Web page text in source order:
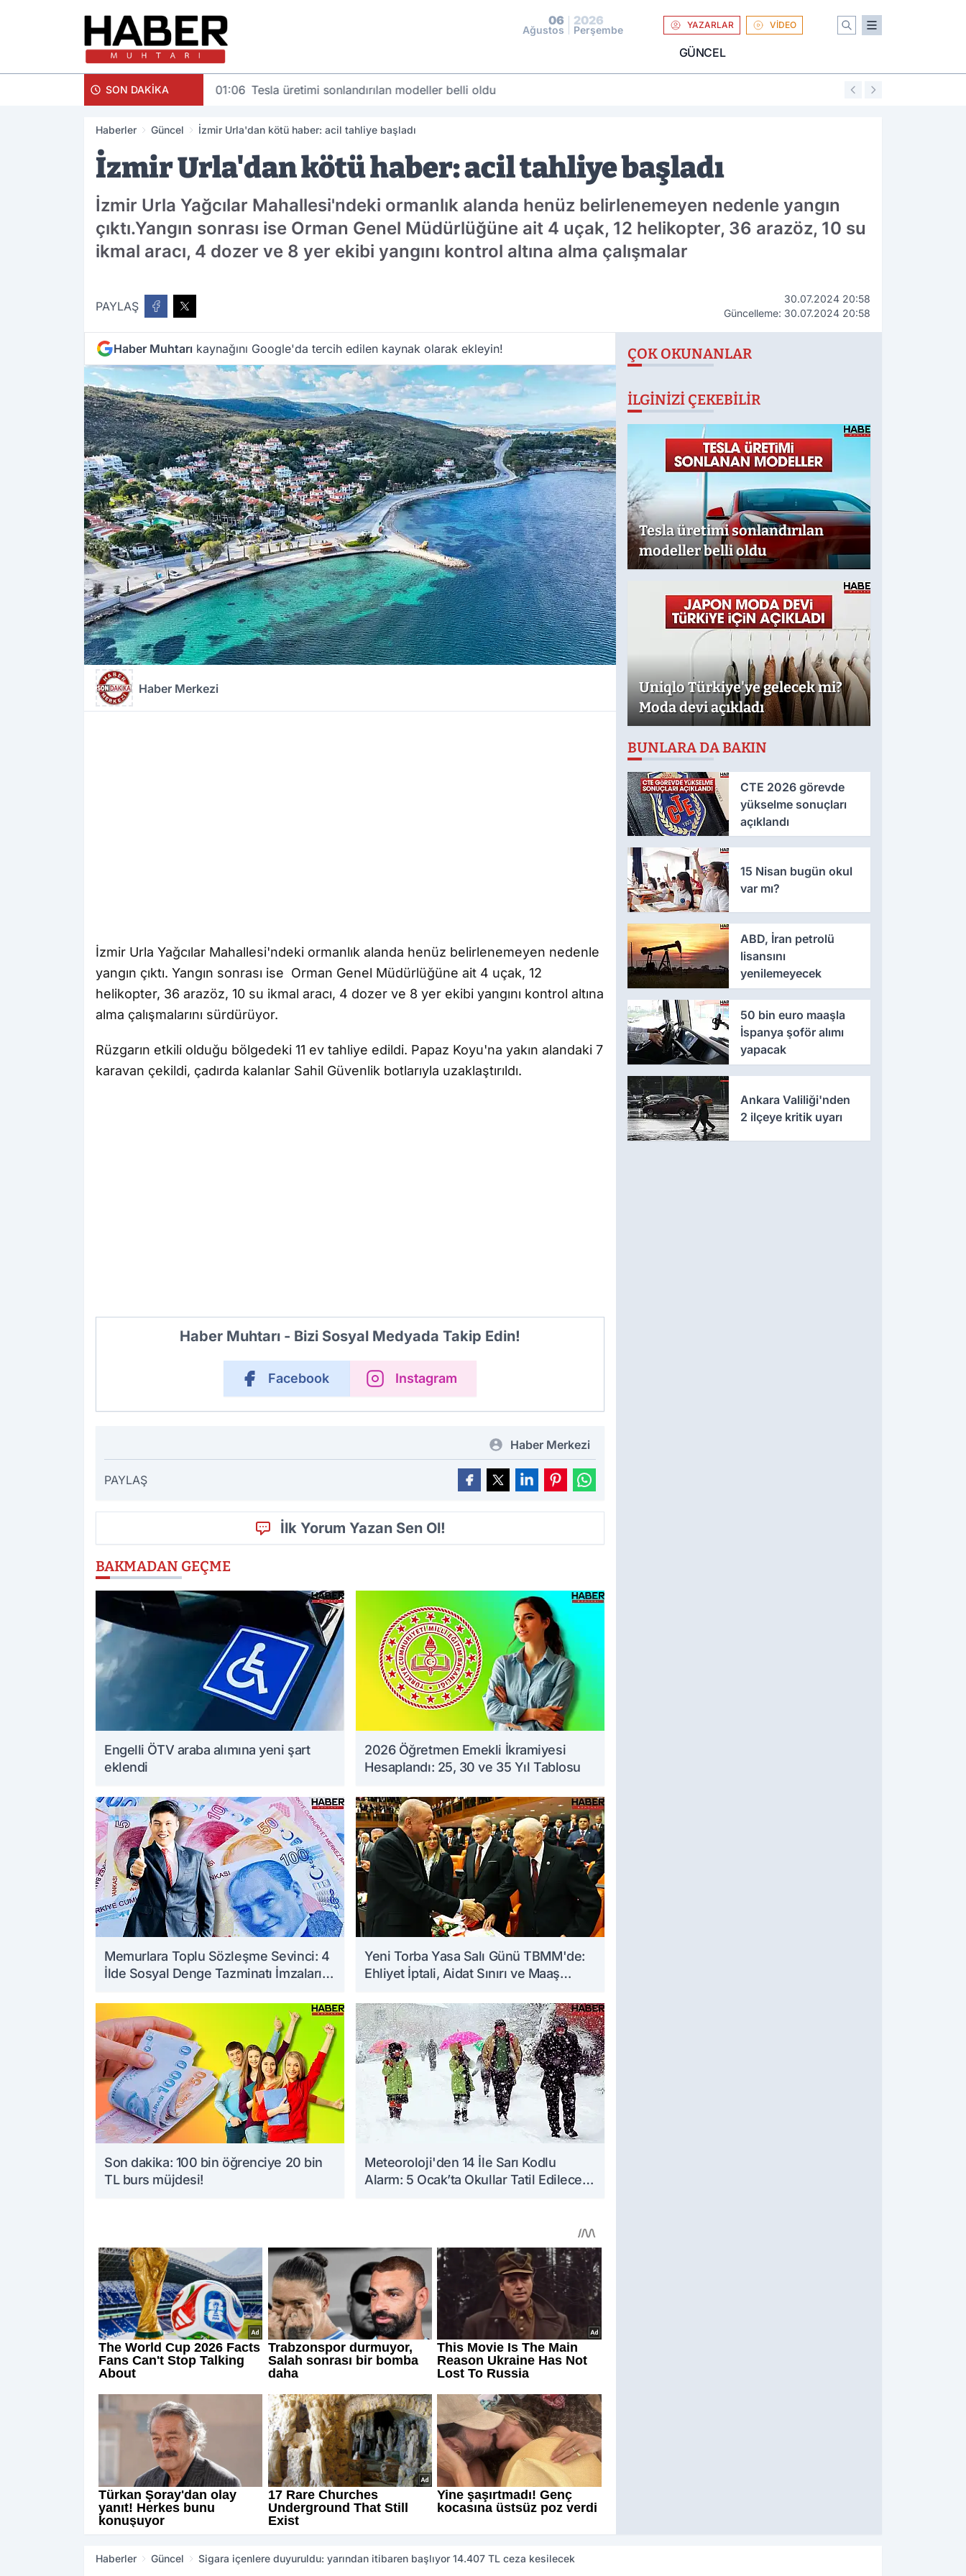
06
Ağustos
2026
Perşembe YAZARLAR VİDEO
GÜNCEL
SON DAKİKA 01:06 Tesla üretimi sonlandırılan modeller belli oldu 01:04
Haberler Güncel İzmir Urla'dan kötü haber: acil tahliye başladı
İzmir Urla'dan kötü haber: acil tahliye başladı
İzmir Urla Yağcılar Mahallesi'ndeki ormanlık alanda henüz belirlenemeyen nedenle yangın
çıktı.Yangın sonrası ise Orman Genel Müdürlüğüne ait 4 uçak, 12 helikopter, 36 arazöz, 10 su
ikmal aracı, 4 dozer ve 8 yer ekibi yangını kontrol altına alma çalışmalar
PAYLAŞ
30.07.2024 20:58
Güncelleme: 30.07.2024 20:58
Haber Muhtarı kaynağını Google'da tercih edilen kaynak olarak ekleyin!
Haber Merkezi
İzmir Urla Yağcılar Mahallesi'ndeki ormanlık alanda henüz belirlenemeyen nedenle
yangın çıktı. Yangın sonrası ise Orman Genel Müdürlüğüne ait 4 uçak, 12
helikopter, 36 arazöz, 10 su ikmal aracı, 4 dozer ve 8 yer ekibi yangını kontrol altına
alma çalışmalarını sürdürüyor.
Rüzgarın etkili olduğu bölgedeki 11 ev tahliye edildi. Papaz Koyu'na yakın alandaki 7
karavan çekildi, çadırda kalanlar Sahil Güvenlik botlarıyla uzaklaştırıldı.
Haber Muhtarı - Bizi Sosyal Medyada Takip Edin!
Facebook Instagram
Haber Merkezi
PAYLAŞ
İlk Yorum Yazan Sen Ol!
BAKMADAN GEÇME
Engelli ÖTV araba alımına yeni şart
eklendi
2026 Öğretmen Emekli İkramiyesi
Hesaplandı: 25, 30 ve 35 Yıl Tablosu
Memurlara Toplu Sözleşme Sevinci: 4
İlde Sosyal Denge Tazminatı İmzaları
Yeni Torba Yasa Salı Günü TBMM'de:
Ehliyet İptali, Aidat Sınırı ve Maaş
Son dakika: 100 bin öğrenciye 20 bin
TL burs müjdesi!
Meteoroloji'den 14 İle Sarı Kodlu
Alarm: 5 Ocak’ta Okullar Tatil Edilecek
ÇOK OKUNANLAR
İLGINIZI ÇEKEBILIR
Tesla üretimi sonlandırılan
modeller belli oldu
Uniqlo Türkiye'ye gelecek mi?
Moda devi açıkladı
BUNLARA DA BAKIN
CTE 2026 görevde
yükselme sonuçları
açıklandı
15 Nisan bugün okul
var mı?
ABD, İran petrolü
lisansını
yenilemeyecek
50 bin euro maaşla
İspanya şoför alımı
yapacak
Ankara Valiliği'nden
2 ilçeye kritik uyarı
Haberler Güncel Sigara içenlere duyuruldu: yarından itibaren başlıyor 14.407 TL ceza kesilecek